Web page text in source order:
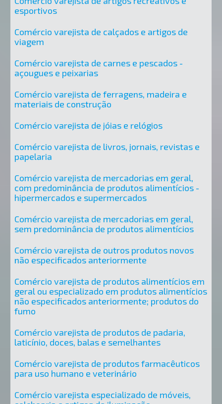
esportivos
Comércio varejista de calçados e artigos de
viagem
Comércio varejista de carnes e pescados -
açougues e peixarias
Comércio varejista de ferragens, madeira e
materiais de construção
Comércio varejista de jóias e relógios
Comércio varejista de livros, jornais, revistas e
papelaria
Comércio varejista de mercadorias em geral,
com predominância de produtos alimentícios -
hipermercados e supermercados
Comércio varejista de mercadorias em geral,
sem predominância de produtos alimentícios
Comércio varejista de outros produtos novos
não especificados anteriormente
Comércio varejista de produtos alimentícios em
geral ou especializado em produtos alimentícios
não especificados anteriormente; produtos do
fumo
Comércio varejista de produtos de padaria,
laticínio, doces, balas e semelhantes
Comércio varejista de produtos farmacêuticos
para uso humano e veterinário
Comércio varejista especializado de móveis,